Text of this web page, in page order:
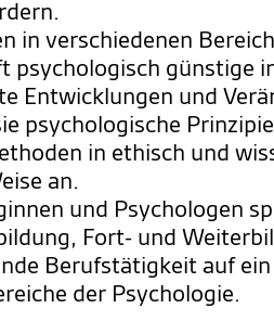
in verschiedenen
psychologisch günstige
Entwicklungen und
psychologische
in ethisch und
an.
und Psychologen
Fort- und
Berufstätigkeit auf
der Psychologie.